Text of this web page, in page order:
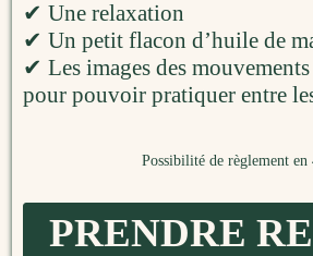
✔ Une relaxation
✔ Un petit flacon d’huile de
✔ Les images des mouvements
pour pouvoir pratiquer entre
Possibilité de règlement en
PRENDRE